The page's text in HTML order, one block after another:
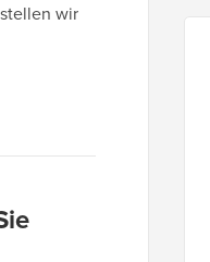
wir